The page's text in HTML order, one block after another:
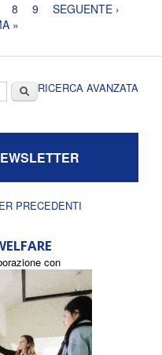
8 9
SEGUENTE ›
»
CercaRICERCA AVANZATA
PRECEDENTI
con